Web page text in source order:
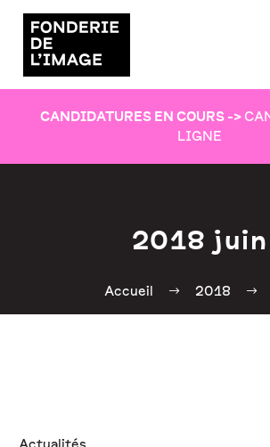
CANDIDATURES EN COURS ->
LIGNE
2018 juin
Accueil 2018